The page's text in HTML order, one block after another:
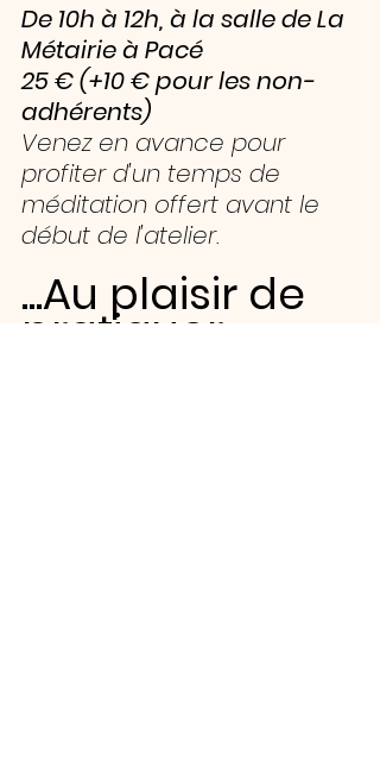
De 10h à 12h, à la salle de La
Métairie à Pacé
25 € (+10 € pour les non-
adhérents)
Venez en avance pour
profiter d'un temps de
méditation offert avant le
début de l'atelier.
...Au plaisir de
pratiquer